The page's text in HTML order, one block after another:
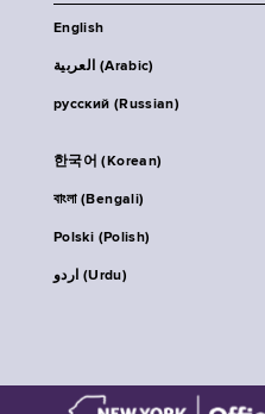
English
العربية (Arabic)
русский (Russian)
한국어 (Korean)
বাংলা (Bengali)
Polski (Polish)
اردو (Urdu)